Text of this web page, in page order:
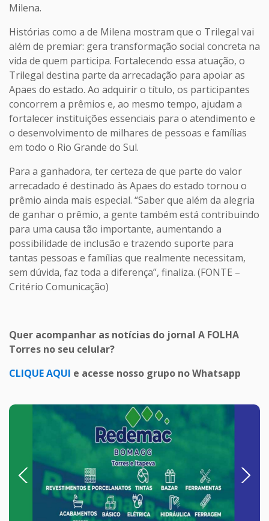
Milena.
Histórias como a de Milena mostram que o Trilegal vai
além de premiar: gera transformação social concreta na
vida de quem participa. Fortalecendo essa atuação, o
Trilegal destina parte da arrecadação para apoiar as
Apaes do estado. Ao adquirir o título, os participantes
concorrem a prêmios e, ao mesmo tempo, ajudam a
fortalecer instituições essenciais para o atendimento e
o desenvolvimento de milhares de pessoas e famílias
em todo o Rio Grande do Sul.
Para a ganhadora, ter certeza de que parte do valor
arrecadado é destinado às Apaes do estado tornou o
prêmio ainda mais especial. “Saber que além da alegria
de ganhar o prêmio, a gente também está contribuindo
para uma causa tão importante, aumentando a
possibilidade de inclusão e trazendo suporte para
tantas pessoas e famílias que realmente necessitam,
sem dúvida, faz toda a diferença”, finaliza. (FONTE –
Critério Comunicação)
Quer acompanhar as notícias do jornal A FOLHA
Torres no seu celular?
CLIQUE AQUI e acesse nosso grupo no Whatsapp
Previous Next